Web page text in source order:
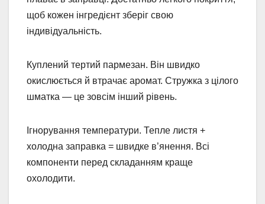
щоб кожен інгредієнт зберіг свою
індивідуальність.
Куплений тертий пармезан. Він швидко
окислюється й втрачає аромат. Стружка з цілого
шматка — це зовсім інший рівень.
Ігнорування температури. Тепле листя +
холодна заправка = швидке в’янення. Всі
компоненти перед складанням краще
охолодити.